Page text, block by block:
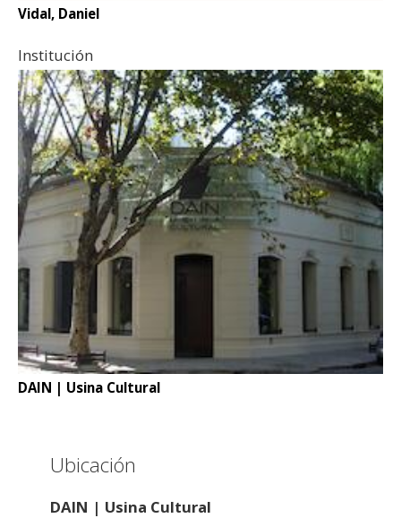
Vidal, Daniel
Institución
DAIN | Usina Cultural
Ubicación
DAIN | Usina Cultural